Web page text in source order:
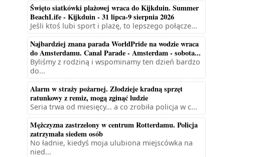
Święto siatkówki plażowej wraca do Kijkduin. Summer
BeachLife - Kijkduin - 31 lipca-9 sierpnia 2026
Jeśli ktoś lubi sport i plażę, to lepszego połącze...
Najbardziej znana parada WorldPride na wodzie wraca
do Amsterdamu. Canal Parade - Amsterdam - sobota...
Byliśmy z rodziną i wspominamy ten dzień bardzo
do...
Alarm w straży pożarnej. Złodzieje kradną sprzęt
ratunkowy z remiz, mogą zginąć ludzie
Seria trwa od miesięcy... a co zrobiła policja w c...
Mężczyzna zastrzelony w centrum Rotterdamu. Policja
zatrzymała siedem osób
No ładnie, kiedyś moja ulubiona miejscówka na
nied...